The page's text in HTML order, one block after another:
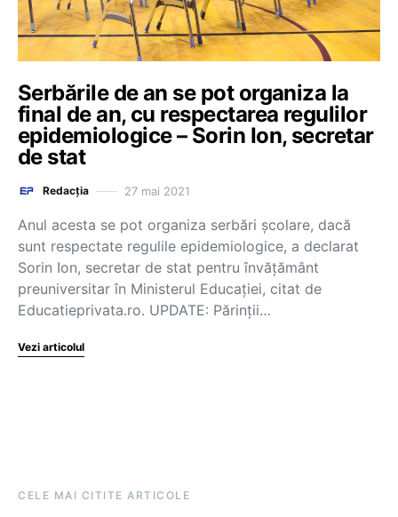
Serbările de an se pot organiza la
final de an, cu respectarea regulilor
epidemiologice – Sorin Ion, secretar
de stat
Redacția 27 mai 2021
Anul acesta se pot organiza serbări școlare, dacă
sunt respectate regulile epidemiologice, a declarat
Sorin Ion, secretar de stat pentru învățământ
preuniversitar în Ministerul Educației, citat de
Educatieprivata.ro. UPDATE: Părinții…
Vezi articolul
CELE MAI CITITE ARTICOLE